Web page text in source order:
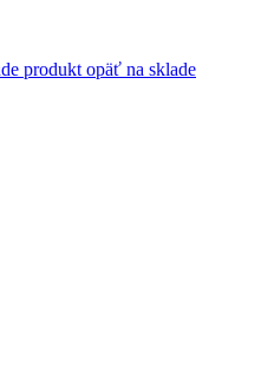
produkt opäť na sklade